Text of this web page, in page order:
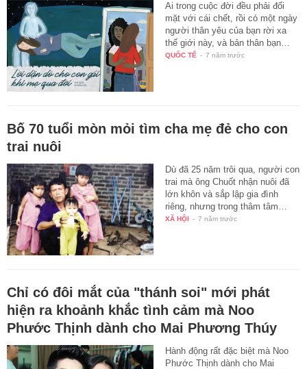
Ai trong cuộc đời đều phải đối
mặt với cái chết, rồi có một ngày
người thân yêu của bạn rời xa
thế giới này, và bản thân bạn…
QUỐC TẾ - 7 năm trước
Bố 70 tuổi mòn mỏi tìm cha mẹ đẻ cho con
trai nuôi
Dù đã 25 năm trôi qua, người con
trai mà ông Chuốt nhận nuôi đã
lớn khôn và sắp lập gia đình
riêng, nhưng trong thâm tâm…
XÃ HỘI - 7 năm trước
Chỉ có đôi mắt của "thánh soi" mới phát
hiện ra khoảnh khắc tình cảm mà Noo
Phước Thịnh dành cho Mai Phương Thúy
Hành động rất đặc biệt mà Noo
Phước Thịnh dành cho Mai